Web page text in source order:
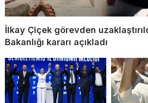
İlkay Çiçek görevden
Bakanlığı kararı açıkladı